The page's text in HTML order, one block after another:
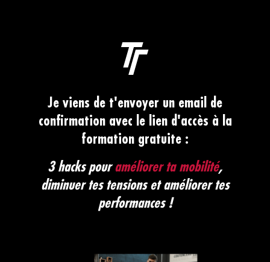
Je viens de t'envoyer un email de
confirmation avec le lien d'accès à la
formation gratuite :
3 hacks pouraméliorer ta mobilité,
diminuer tes tensions et améliorer tes
performances !